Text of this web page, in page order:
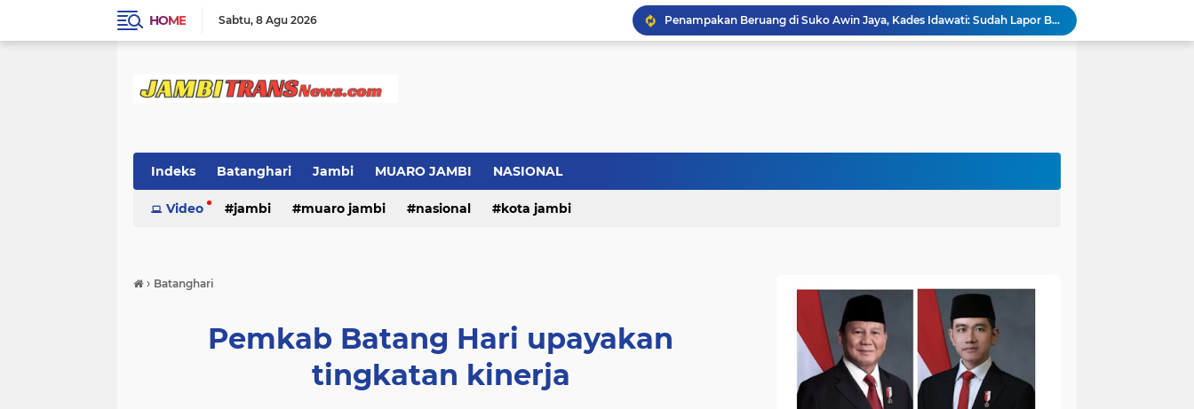
HOME Sabtu 8 Agu 2026
Penampakan Beruang di Suko Awin Jaya, Kades Idawati: Sudah Lapor BKSDA Jambi
Heboh Beruang di KM 61, Kades Idawati Bersama Warga dan BPD Turun Langsung ke Lokasi
Viral,Buaya Muncul di Sungai Batanghari Pulau Kayu Aro, Sekdes: Lokasi di RT 07`
Indeks Batanghari Jambi MUARO JAMBI NASIONAL
Video jambi muaro jambi nasional kota jambi
› Batanghari
Pemkab Batang Hari upayakan
tingkatan kinerja